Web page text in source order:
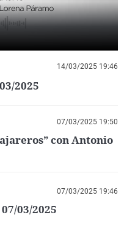
14/03/2025 19:46
2025
07/03/2025 19:50
con Antonio
07/03/2025 19:46
03/2025